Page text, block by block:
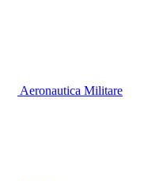
Aeronautica Militare